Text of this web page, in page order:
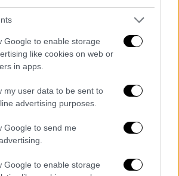
Google to enable storage
like cookies on web or
in apps.
my user data to be sent to
advertising purposes.
Google to send me
Google to enable storage